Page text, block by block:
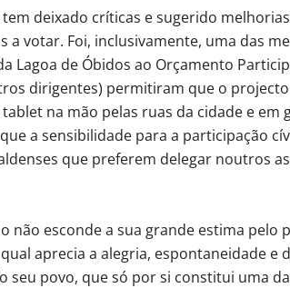
deixado críticas e sugerido
a votar. Foi, inclusivamente, uma das
Lagoa de Óbidos ao Orçamento
dirigentes) permitiram que o
na mão pelas ruas da cidade e em
a sensibilidade para a participação
que preferem delegar noutros
não esconde a sua grande estima pelo
aprecia a alegria, espontaneidade e
seu povo, que só por si constitui uma